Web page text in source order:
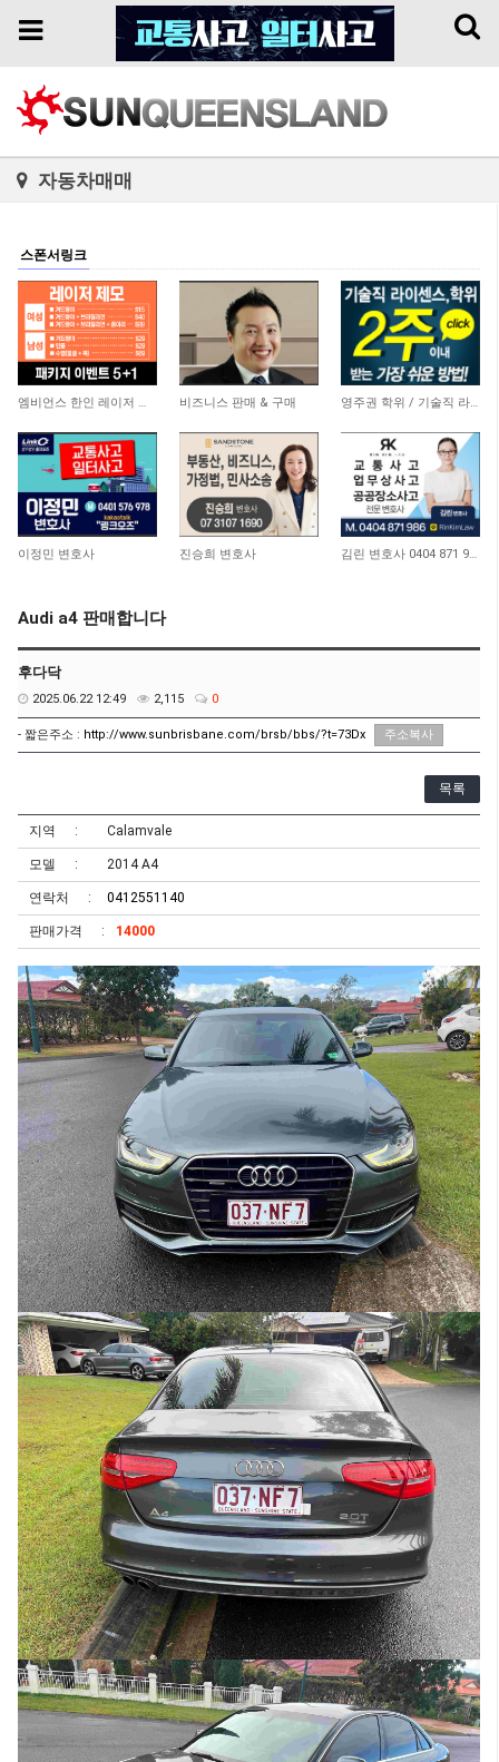
Toggle
Toggle
자동차매매
스폰서링크
3,776 엠비언스 한인 레이저 클리닉 5,863
비즈니스 판매 & 구매 20,761 영주권 학위 / 기술직 라이센스 최소2주안에 받기! (요리, 페인팅, 용접, 차일드케어 등…
10,975
이정민 변호사 10,729
진승희 변호사 12,933 김린 변호사 0404 871 986
Audi a4 판매합니다
후다닥
2025.06.22 12:49 2,115 0
- 짧은주소 : http://www.sunbrisbane.com/brsb/bbs/?t=73Dx 주소복사
목록
지역 Calamvale
모델 2014 A4
연락처 0412551140
판매가격 14000